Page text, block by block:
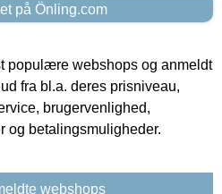
på Önling.com
populære webshops og anmeldt
fra bl.a. deres prisniveau,
brugervenlighed,
og betalingsmuligheder.
webshops